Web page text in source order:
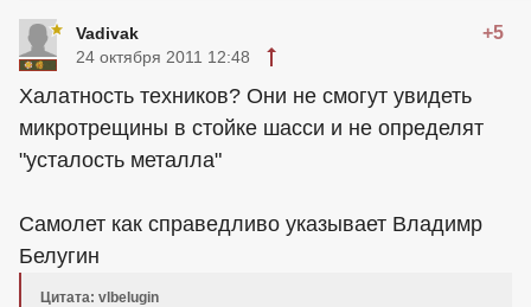
Vadivak +5
24 октября 2011 12:48
Халатность техников? Они не смогут увидеть
микротрещины в стойке шасси и не определят
"усталость металла"
Самолет как справедливо указывает Владимр
Белугин
Цитата: vlbelugin